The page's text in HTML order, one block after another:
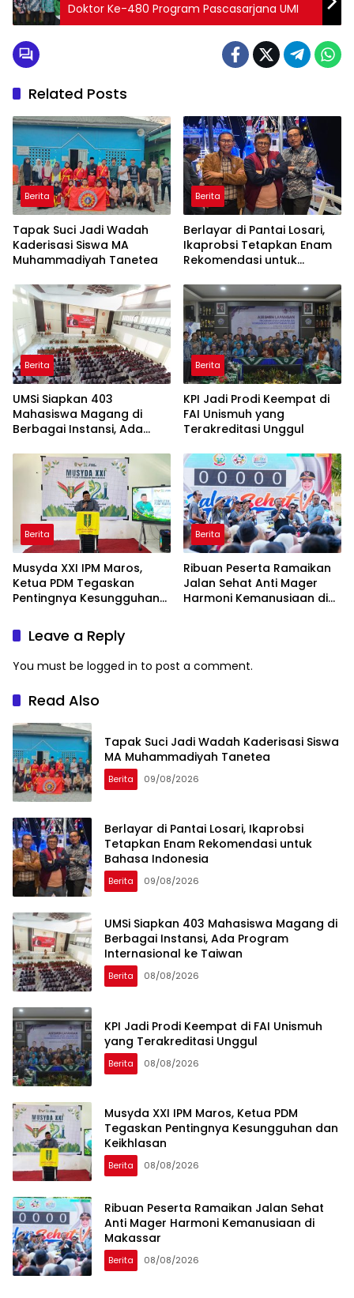
Doktor Ke-480 Program Pascasarjana UMI
Related Posts
Berita
Tapak Suci Jadi Wadah
Kaderisasi Siswa MA
Muhammadiyah Tanetea
Berita
Berlayar di Pantai Losari,
Ikaprobsi Tetapkan Enam
Rekomendasi untuk
Berita
UMSi Siapkan 403
Mahasiswa Magang di
Berbagai Instansi, Ada
Taiwan
Berita
KPI Jadi Prodi Keempat di
FAI Unismuh yang
Terakreditasi Unggul
Berita
Musyda XXI IPM Maros,
Ketua PDM Tegaskan
Pentingnya Kesungguhan
Berita
Ribuan Peserta Ramaikan
Jalan Sehat Anti Mager
Harmoni Kemanusiaan di
Leave a Reply
You must be logged in to post a comment.
Read Also
Tapak Suci Jadi Wadah Kaderisasi Siswa
MA Muhammadiyah Tanetea
Berita 09/08/2026
Berlayar di Pantai Losari, Ikaprobsi
Tetapkan Enam Rekomendasi untuk
Bahasa Indonesia
Berita 09/08/2026
UMSi Siapkan 403 Mahasiswa Magang di
Berbagai Instansi, Ada Program
Internasional ke Taiwan
Berita 08/08/2026
KPI Jadi Prodi Keempat di FAI Unismuh
yang Terakreditasi Unggul
Berita 08/08/2026
Musyda XXI IPM Maros, Ketua PDM
Tegaskan Pentingnya Kesungguhan dan
Keikhlasan
Berita 08/08/2026
Ribuan Peserta Ramaikan Jalan Sehat
Anti Mager Harmoni Kemanusiaan di
Makassar
Berita 08/08/2026